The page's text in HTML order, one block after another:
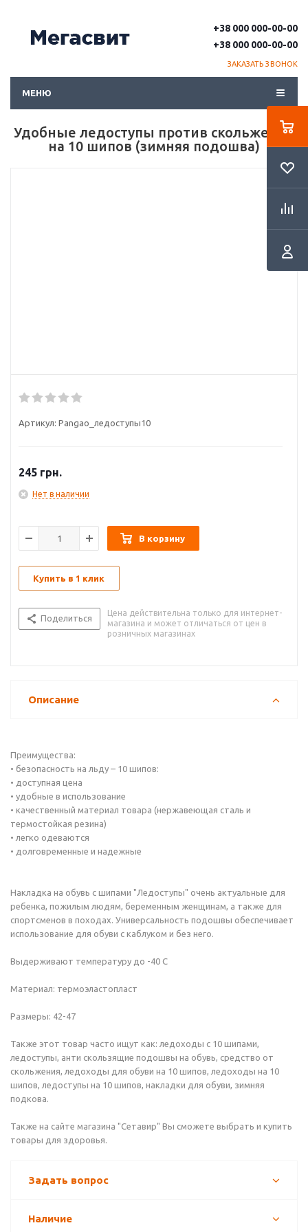
+38 000 000-00-00
+38 000 000-00-00
ЗАКАЗАТЬ ЗВОНОК
МЕНЮ
Удобные ледоступы против скольжения
на 10 шипов (зимняя подошва)
Артикул: Pangao_ледоступы10
245 грн.
Нет в наличии
В корзину
Купить в 1 клик
Поделиться
Цена действительна только для интернет-
магазина и может отличаться от цен в
розничных магазинах
Описание
Преимущества:
• безопасность на льду – 10 шипов:
• доступная цена
• удобные в использование
• качественный материал товара (нержавеющая сталь и
термостойкая резина)
• легко одеваются
• долговременные и надежные
Накладка на обувь с шипами "Ледоступы" очень актуальные для
ребенка, пожилым людям, беременным женщинам, а также для
спортсменов в походах. Универсальность подошвы обеспечивает
использование для обуви с каблуком и без него.
Выдерживают температуру до -40 С
Материал: термоэластопласт
Размеры: 42-47
Также этот товар часто ищут как: ледоходы с 10 шипами,
ледоступы, анти скользящие подошвы на обувь, средство от
скольжения, ледоходы для обуви на 10 шипов, ледоходы на 10
шипов, ледоступы на 10 шипов, накладки для обуви, зимняя
подкова.
Также на сайте магазина "Сетавир" Вы сможете выбрать и купить
товары для здоровья.
Задать вопрос
Наличие